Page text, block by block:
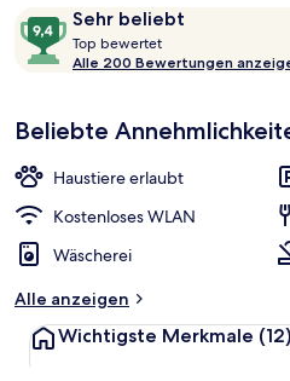
CHF 129.
Bewertungen
Sehr beliebt
9,4
von
10,
beliebt
Top bewertet
o
b
w
r
Alle 200 Bewertungen
Beliebte
Haustiere erlaubt
Kostenloses WLAN
Wäscherei
Alle anzeigen
Wichtigste Merkmale (12)